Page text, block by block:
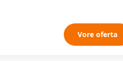
Vore oferta